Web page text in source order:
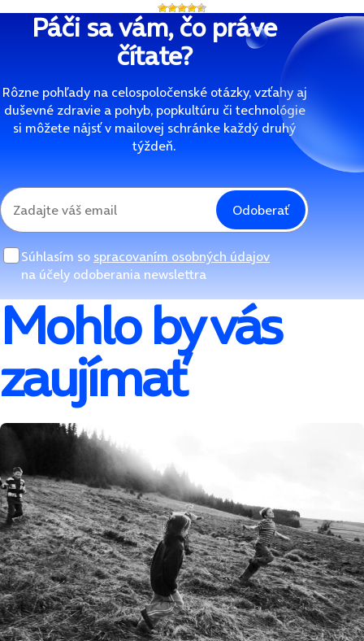
Páči sa vám, čo práve
čítate?
Rôzne pohľady na celospoločenské otázky, vzťahy aj
duševné zdravie a pohyb, popkultúru či technológie
si môžete nájsť v mailovej schránke každý druhý
týždeň.
Odoberať
Súhlasím so spracovaním osobných údajov
na účely odoberania newslettra
Mohlo by vás
zaujímať